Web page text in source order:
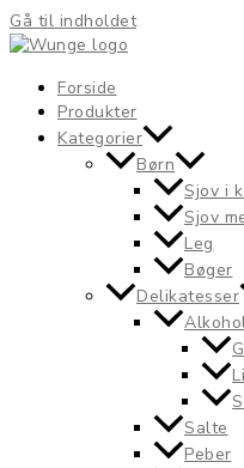
Gå til indholdet
Forside
Produkter
Kategorier
Børn
Sjov i
Sjov
Leg
Bøger
Delikatesser
Salte
Peber